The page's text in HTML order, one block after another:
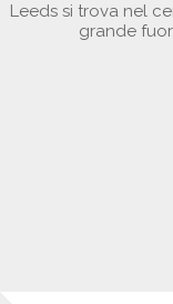
Leeds si trova nel
grande